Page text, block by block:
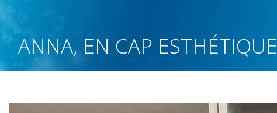
ANNA, EN CAP ESTHÉTIQUE